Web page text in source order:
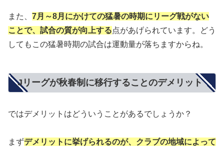
また、 7月～8月にかけての猛暑の時期にリーグ戦がない
ことで、試合の質が向上する点があげられています。どう
してもこの猛暑時期の試合は運動量が落ちますからね。
Jリーグが秋春制に移行することのデメリット
ではデメリットはどういうことがあるでしょうか？
まずデメリットに挙げられるのが、クラブの地域によって